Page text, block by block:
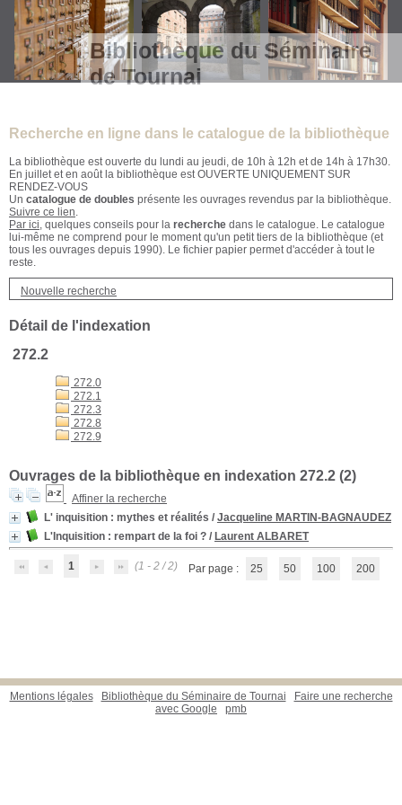
Bibliothèque du Séminaire
de Tournai
Recherche en ligne dans le catalogue de la bibliothèque
La bibliothèque est ouverte du lundi au jeudi, de 10h à 12h et de 14h à 17h30.
En juillet et en août la bibliothèque est OUVERTE UNIQUEMENT SUR
RENDEZ-VOUS
Un catalogue de doubles présente les ouvrages revendus par la bibliothèque.
Suivre ce lien.
Par ici, quelques conseils pour la recherche dans le catalogue. Le catalogue
lui-même ne comprend pour le moment qu'un petit tiers de la bibliothèque (et
tous les ouvrages depuis 1990). Le fichier papier permet d'accéder à tout le
reste.
Nouvelle recherche
Détail de l'indexation
272.2
272.0
272.1
272.3
272.8
272.9
Ouvrages de la bibliothèque en indexation 272.2 (2)
Affiner la recherche
L' inquisition : mythes et réalités / Jacqueline MARTIN-BAGNAUDEZ
L'Inquisition : rempart de la foi ? / Laurent ALBARET
1 (1 - 2 / 2) Par page : 25 50 100 200
Mentions légales Bibliothèque du Séminaire de Tournai
Faire une recherche
avec Google
pmb